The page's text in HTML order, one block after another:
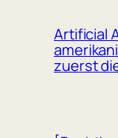
Artificial
zuerst